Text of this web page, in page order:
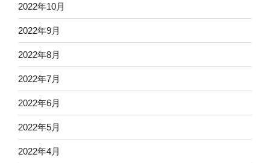
2022年10月
2022年9月
2022年8月
2022年7月
2022年6月
2022年5月
2022年4月